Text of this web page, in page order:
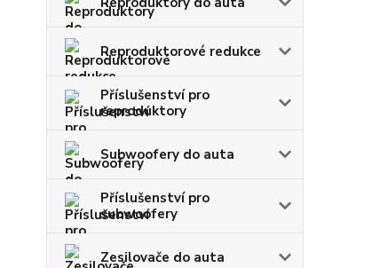
Reproduktorové redukce
Příslušenství pro
reproduktory
Subwoofery do auta
Příslušenství pro
subwoofery
Zesilovače do auta